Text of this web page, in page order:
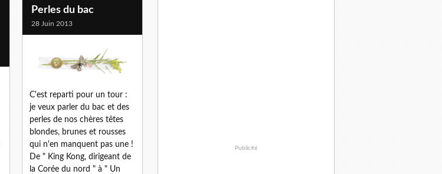
Perles du bac
28 Juin 2013
C'est reparti pour un tour :
je veux parler du bac et des
perles de nos chères têtes
blondes, brunes et rousses
qui n'en manquent pas une !
De " King Kong, dirigeant de
la Corée du nord " à " Un
Publicité